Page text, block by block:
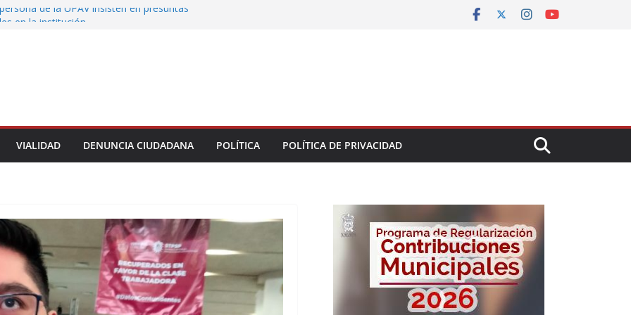
de la UPAV insisten en presuntas
de Veracruz la cultura de la prevención
municipio
VIALIDAD DENUNCIA CIUDADANA POLÍTICA POLÍTICA DE PRIVACIDAD